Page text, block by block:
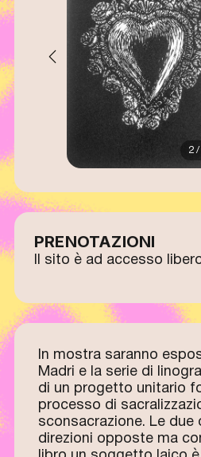
2 /
PRENOTAZIONI
Il sito è ad accesso
In mostra saranno
Madri e la serie di
di un progetto unitario
processo di
sconsacrazione. Le due
direzioni opposte ma